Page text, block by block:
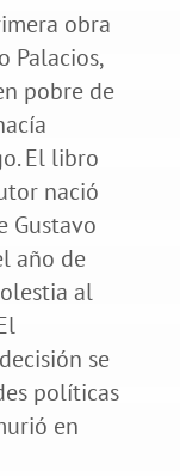
obra
Palacios,
pobre de
El libro
nació
Gustavo
año de
al
se
políticas
en